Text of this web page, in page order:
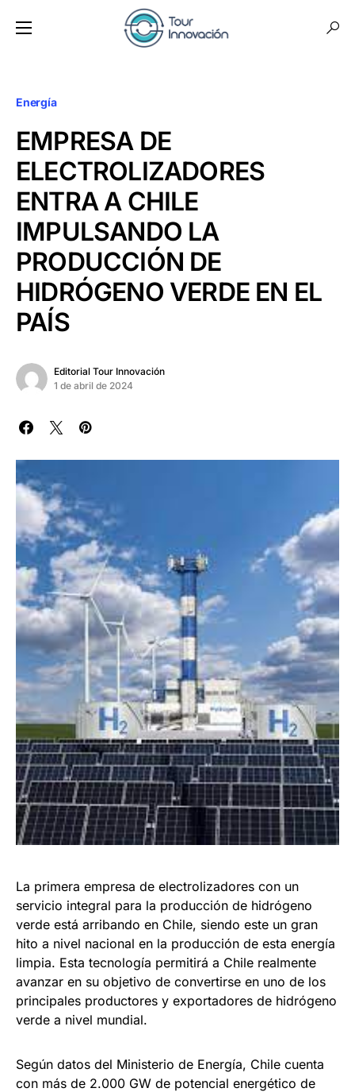
Energía
EMPRESA DE
ELECTROLIZADORES
ENTRA A CHILE
IMPULSANDO LA
PRODUCCIÓN DE
HIDRÓGENO VERDE EN EL
PAÍS
Editorial Tour Innovación
1 de abril de 2024
La primera empresa de electrolizadores con un
servicio integral para la producción de hidrógeno
verde está arribando en Chile, siendo este un gran
hito a nivel nacional en la producción de esta energía
limpia. Esta tecnología permitirá a Chile realmente
avanzar en su objetivo de convertirse en uno de los
principales productores y exportadores de hidrógeno
verde a nivel mundial.
Según datos del Ministerio de Energía, Chile cuenta
con más de 2.000 GW de potencial energético de